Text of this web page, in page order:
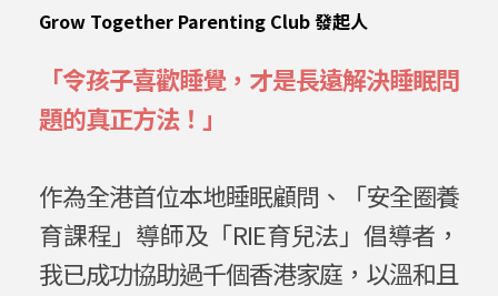
Grow Together Parenting Club 發起人
「令孩子喜歡睡覺，才是長遠解決睡眠問
題的真正方法！」
作為全港首位本地睡眠顧問、「安全圈養
育課程」導師及「RIE育兒法」倡導者，
我已成功協助過千個香港家庭，以溫和且